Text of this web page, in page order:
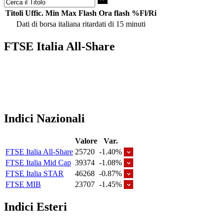
Titoli Uffic. Min Max Flash Ora flash %Fl/Ri
Dati di borsa italiana ritardati di 15 minuti
FTSE Italia All-Share
Indici Nazionali
Valore
Var.
FTSE Italia All-Share 25720 -1.40%
FTSE Italia Mid Cap 39374 -1.08%
FTSE Italia STAR
46268 -0.87%
FTSE MIB
23707 -1.45%
Indici Esteri